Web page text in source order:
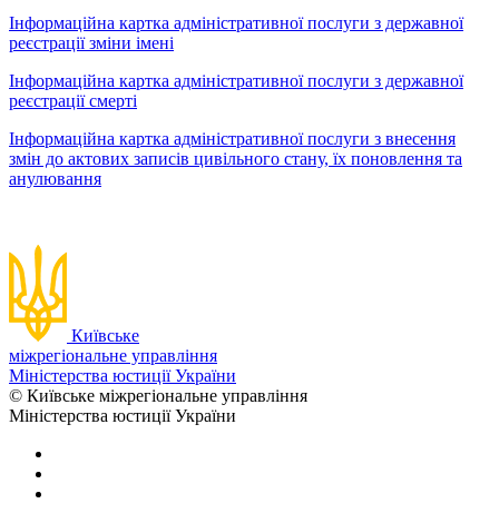
Інформаційна картка адміністративної послуги з державної
реєстрації зміни імені
Інформаційна картка адміністративної послуги з державної
реєстрації смерті
Інформаційна картка адміністративної послуги з внесення
змін до актових записів цивільного стану, їх поновлення та
анулювання
Київське
міжрегіональне управління
Міністерства юстиції України
© Київське міжрегіональне управління
Міністерства юстиції України